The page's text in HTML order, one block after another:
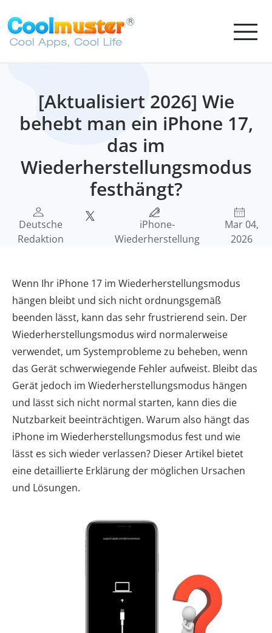
[Aktualisiert 2026] Wie
behebt man ein iPhone 17,
das im
Wiederherstellungsmodus
festhängt?
Deutsche
Redaktion
iPhone-
Wiederherstellung
Mar 04,
2026
Wenn Ihr iPhone 17 im Wiederherstellungsmodus
hängen bleibt und sich nicht ordnungsgemäß
beenden lässt, kann das sehr frustrierend sein. Der
Wiederherstellungsmodus wird normalerweise
verwendet, um Systemprobleme zu beheben, wenn
das Gerät schwerwiegende Fehler aufweist. Bleibt das
Gerät jedoch im Wiederherstellungsmodus hängen
und lässt sich nicht normal starten, kann dies die
Nutzbarkeit beeinträchtigen. Warum also hängt das
iPhone im Wiederherstellungsmodus fest und wie
lässt es sich wieder verlassen? Dieser Artikel bietet
eine detaillierte Erklärung der möglichen Ursachen
und Lösungen.